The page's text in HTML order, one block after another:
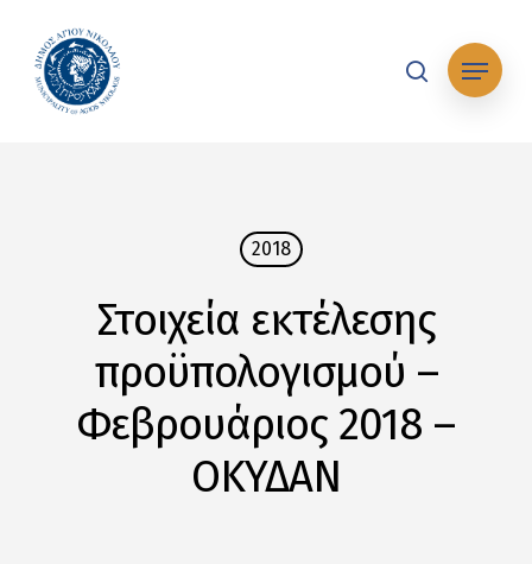
main
content
searchΜενού
2018
Στοιχεία εκτέλεσης
προϋπολογισμού –
Φεβρουάριος 2018 –
ΟΚΥΔΑΝ